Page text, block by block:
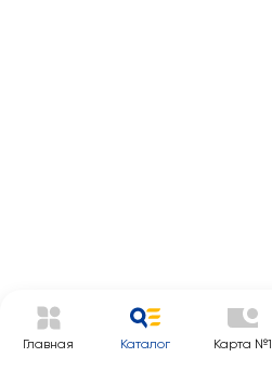
Главная Каталог Карта №1